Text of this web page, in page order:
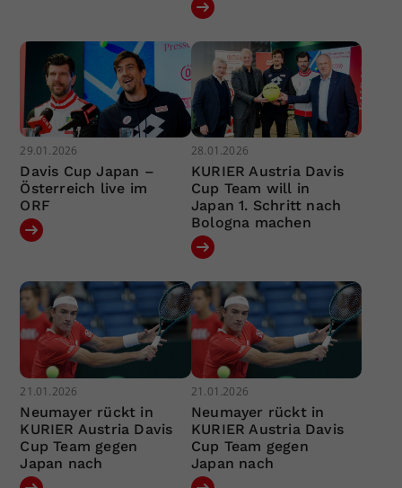
29.01.2026
Davis Cup Japan –
Österreich live im
ORF
28.01.2026
KURIER Austria Davis
Cup Team will in
Japan 1. Schritt nach
Bologna machen
21.01.2026
Neumayer rückt in
KURIER Austria Davis
Cup Team gegen
Japan nach
21.01.2026
Neumayer rückt in
KURIER Austria Davis
Cup Team gegen
Japan nach